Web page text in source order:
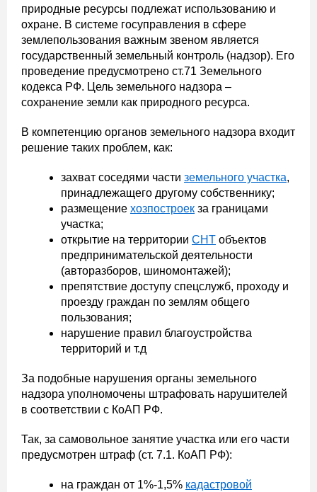
природные ресурсы подлежат использованию и
охране. В системе госуправления в сфере
землепользования важным звеном является
государственный земельный контроль (надзор). Его
проведение предусмотрено ст.71 Земельного
кодекса РФ. Цель земельного надзора –
сохранение земли как природного ресурса.
В компетенцию органов земельного надзора входит
решение таких проблем, как:
захват соседями части земельного участка,
принадлежащего другому собственнику;
размещение хозпостроек за границами
участка;
открытие на территории СНТ объектов
предпринимательской деятельности
(авторазборов, шиномонтажей);
препятствие доступу спецслужб, проходу и
проезду граждан по землям общего
пользования;
нарушение правил благоустройства
территорий и т.д
За подобные нарушения органы земельного
надзора уполномочены штрафовать нарушителей
в соответствии с КоАП РФ.
Так, за самовольное занятие участка или его части
предусмотрен штраф (ст. 7.1. КоАП РФ):
на граждан от 1%-1,5% кадастровой